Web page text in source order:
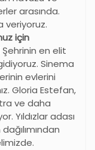
arasında.
veriyoruz.
için
en elit
Sinema
evlerini
Gloria Estefan,
ve daha
Yıldızlar adası